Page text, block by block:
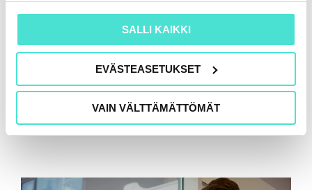
SALLI KAIKKI
EVÄSTEASETUKSET
VAIN VÄLTTÄMÄTTÖMÄT